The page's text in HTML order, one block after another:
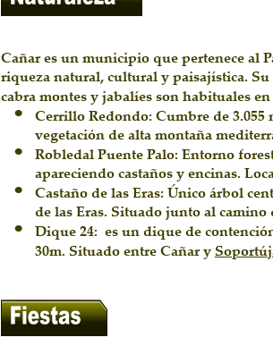
Cañar es un municipio que pertenece al
riqueza natural, cultural y paisajística.
cabra montes y jabalíes son habituales
•
Cerrillo Redondo: Cumbre de
vegetación de alta montaña
•
Robledal Puente Palo: Entorno
apareciendo castaños y encinas.
•
Castaño de las Eras: Único árbol
de las Eras. Situado junto al camino
•
Dique 24:  es un dique de
30m. Situado entre Cañar y